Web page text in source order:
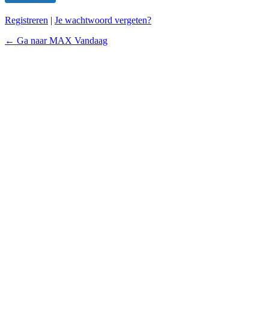
Registreren | Je wachtwoord vergeten?
← Ga naar MAX Vandaag